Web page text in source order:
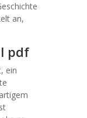
an,
pdf
ein